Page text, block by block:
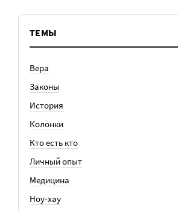
ТЕМЫ
Вера
Законы
История
Колонки
Кто есть кто
Личный опыт
Медицина
Ноу-хау